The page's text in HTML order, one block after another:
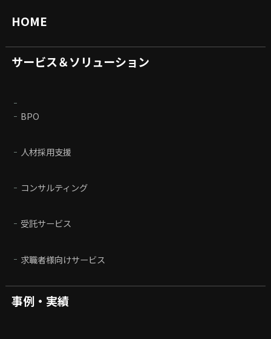
HOME
サービス＆ソリューション
BPO
人材採用支援
コンサルティング
受託サービス
求職者様向けサービス
事例・実績